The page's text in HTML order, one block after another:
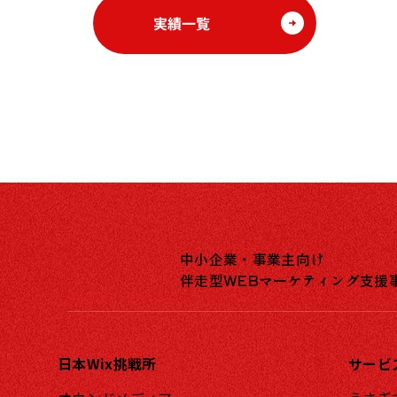
実績一覧
中小企業・事業主向け
伴走型WEBマーケティング支援
日本Wix挑戦所
サービ